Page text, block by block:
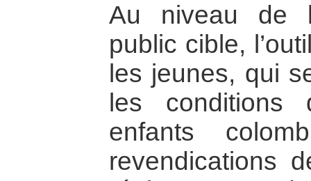
Au niveau de
public cible,
les jeunes, qui
les
enfants
revendications